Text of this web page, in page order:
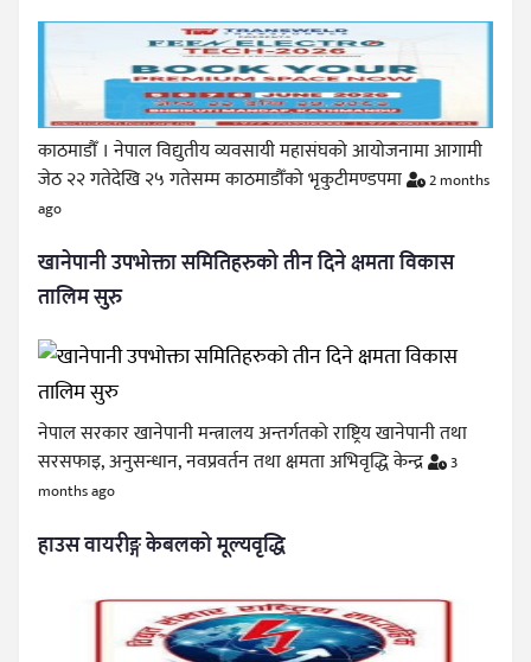
काठमाडौँ । नेपाल विद्युतीय व्यवसायी महासंघको आयोजनामा आगामी
जेठ २२ गतेदेखि २५ गतेसम्म काठमाडौँको भृकुटीमण्डपमा
2 months
ago
खानेपानी उपभोक्ता समितिहरुको तीन दिने क्षमता विकास
तालिम सुरु
नेपाल सरकार खानेपानी मन्त्रालय अन्तर्गतको राष्ट्रिय खानेपानी तथा
सरसफाइ, अनुसन्धान, नवप्रवर्तन तथा क्षमता अभिवृद्धि केन्द्र
3
months ago
हाउस वायरीङ्ग केबलको मूल्यवृद्धि